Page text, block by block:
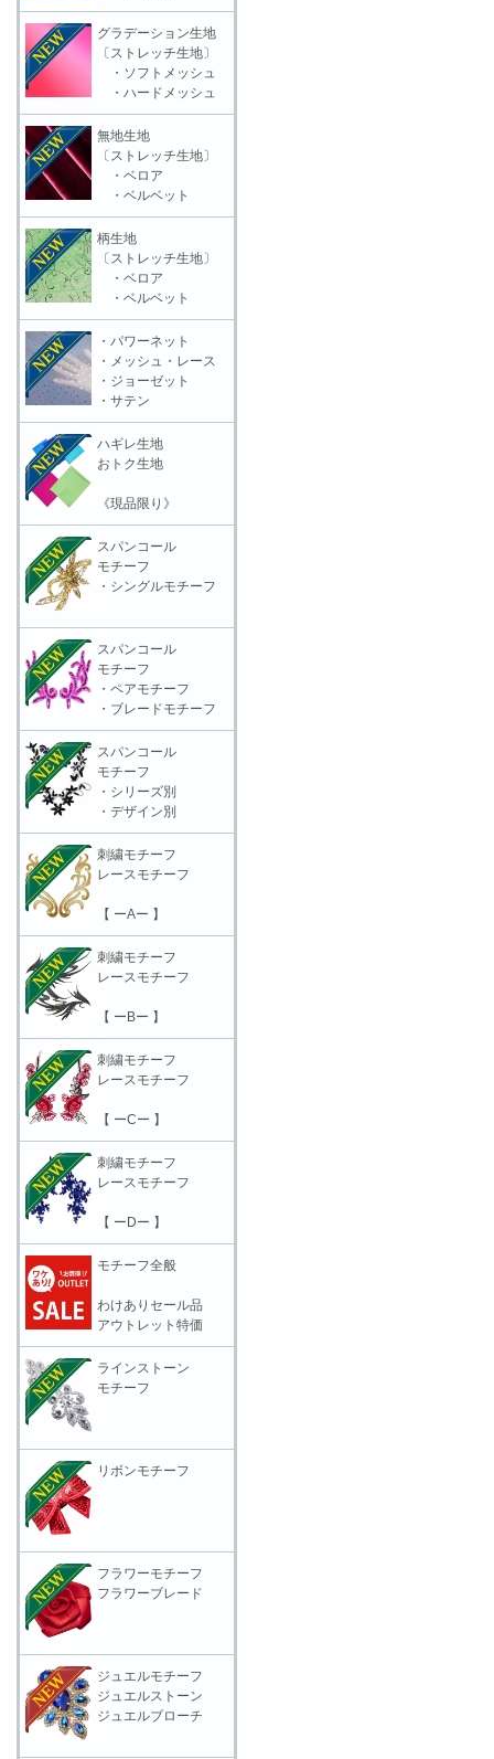
グラデーション生地
〔ストレッチ生地〕
・ソフトメッシュ
・ハードメッシュ
無地生地
〔ストレッチ生地〕
・ベロア
・ベルベット
柄生地
〔ストレッチ生地〕
・ベロア
・ベルベット
・パワーネット
・メッシュ・レース
・ジョーゼット
・サテン
ハギレ生地
おトク生地
《現品限り》
スパンコール
モチーフ
・シングルモチーフ
スパンコール
モチーフ
・ペアモチーフ
・ブレードモチーフ
スパンコール
モチーフ
・シリーズ別
・デザイン別
刺繍モチーフ
レースモチーフ
【 ーAー 】
刺繍モチーフ
レースモチーフ
【 ーBー 】
刺繍モチーフ
レースモチーフ
【 ーCー 】
刺繍モチーフ
レースモチーフ
【 ーDー 】
モチーフ全般
わけありセール品
アウトレット特価
ラインストーン
モチーフ
リボンモチーフ
フラワーモチーフ
フラワーブレード
ジュエルモチーフ
ジュエルストーン
ジュエルブローチ